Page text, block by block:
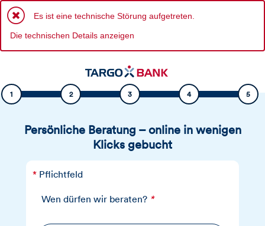
Es ist eine technische Störung aufgetreten.
Die technischen Details anzeigen
Hauptinhalt
Persönliche Beratung – online in wenigen
Klicks gebucht
*Pflichtfeld
Wen dürfen wir beraten? *